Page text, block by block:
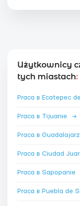
Użytkownicy
tych miastach:
Praca в Ecatepec
Praca в Tijuanie →
Praca в
Praca в Ciudad
Praca в Sapopanie
Praca в Puebla de